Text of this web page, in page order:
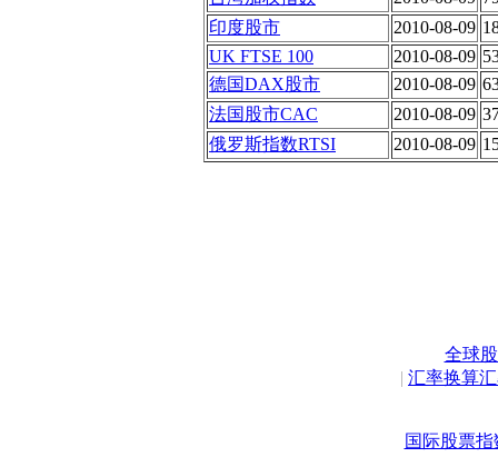
印度股市
2010-08-09
UK FTSE 100
2010-08-09
德国DAX股市
2010-08-09
法国股市CAC
2010-08-09
俄罗斯指数RTSI
2010-08-09
全球
| 汇率换算
国际股票指